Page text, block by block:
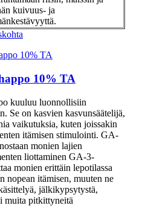
kuivuus- ja
10% TA
kuuluu luonnollisiin
Se on kasvien kasvunsäätelijä,
vaikutuksia, kuten joissakin
itämisen stimulointi. GA-
​​monien lajien
liottaminen GA-3-
monien erittäin lepotilassa
nopean itämisen, muuten ne
jälkikypsytystä,
muita pitkittyneitä